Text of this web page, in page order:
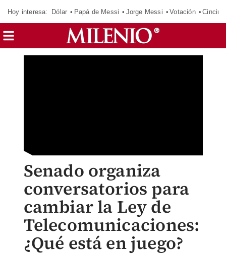
Hoy interesa: Dólar Papá de Messi Jorge Messi Votación
Senado organiza
conversatorios para
cambiar la Ley de
Telecomunicaciones:
¿Qué está en juego?